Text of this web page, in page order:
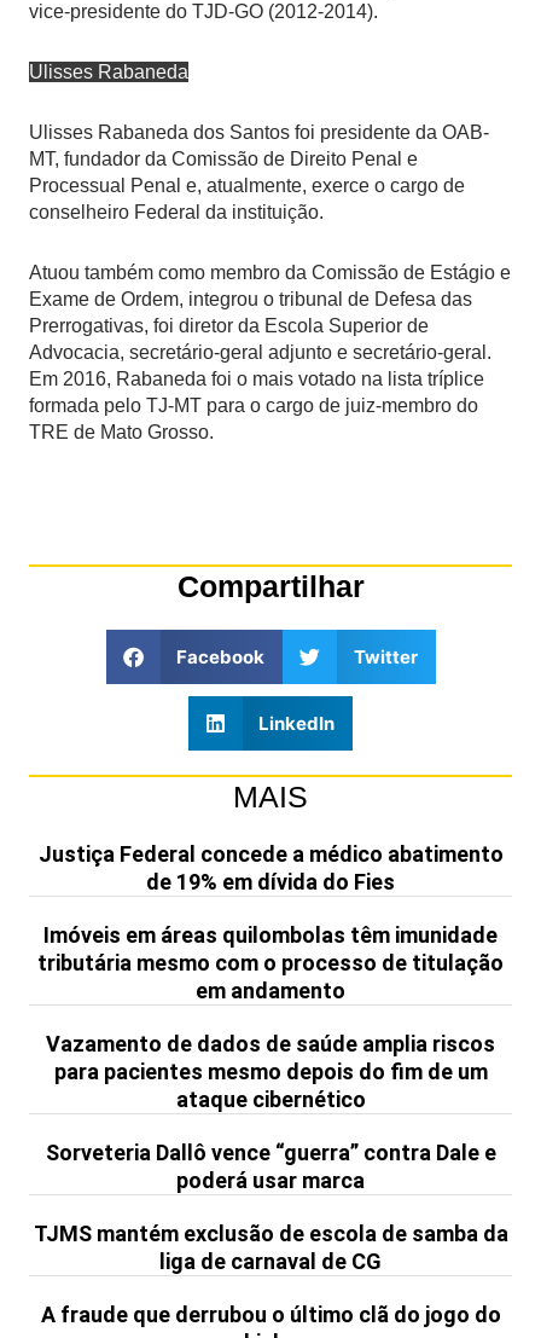
vice-presidente do TJD-GO (2012-2014).
Ulisses Rabaneda
Ulisses Rabaneda dos Santos foi presidente da OAB-
MT, fundador da Comissão de Direito Penal e
Processual Penal e, atualmente, exerce o cargo de
conselheiro Federal da instituição.
Atuou também como membro da Comissão de Estágio e
Exame de Ordem, integrou o tribunal de Defesa das
Prerrogativas, foi diretor da Escola Superior de
Advocacia, secretário-geral adjunto e secretário-geral.
Em 2016, Rabaneda foi o mais votado na lista tríplice
formada pelo TJ-MT para o cargo de juiz-membro do
TRE de Mato Grosso.
Compartilhar
Facebook Twitter
LinkedIn
MAIS
Justiça Federal concede a médico abatimento
de 19% em dívida do Fies
Imóveis em áreas quilombolas têm imunidade
tributária mesmo com o processo de titulação
em andamento
Vazamento de dados de saúde amplia riscos
para pacientes mesmo depois do fim de um
ataque cibernético
Sorveteria Dallô vence “guerra” contra Dale e
poderá usar marca
TJMS mantém exclusão de escola de samba da
liga de carnaval de CG
A fraude que derrubou o último clã do jogo do